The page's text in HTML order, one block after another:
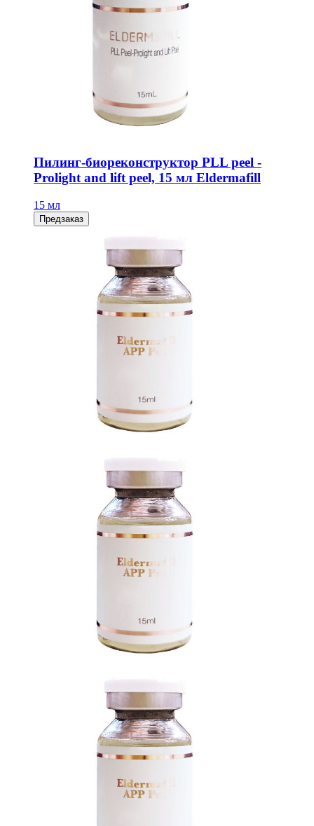
Пилинг-биореконструктор PLL peel -
Prolight and lift peel, 15 мл Eldermafill
15 мл
Предзаказ